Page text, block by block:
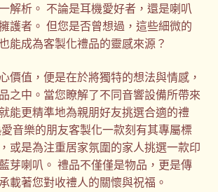
解析。 不論是耳機愛好者，還是喇叭
護者。 但您是否曾想過，這些細微的
能成為客製化禮品的靈感來源？
價值，便是在於將獨特的想法與情感，
之中。當您瞭解了不同音響設備所帶來
能更精準地為親朋好友挑選合適的禮
音樂的朋友客製化一款刻有其專屬標
或是為注重居家氛圍的家人挑選一款印
芽喇叭。 禮品不僅僅是物品，更是傳
載著您對收禮人的關懷與祝福。